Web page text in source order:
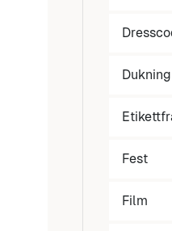
Dukning
Fest
Film